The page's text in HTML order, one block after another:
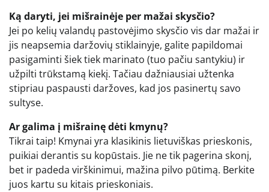
Ką daryti, jei mišrainėje per mažai skysčio?
Jei po kelių valandų pastovėjimo skysčio vis dar mažai ir
jis neapsemia daržovių stiklainyje, galite papildomai
pasigaminti šiek tiek marinato (tuo pačiu santykiu) ir
užpilti trūkstamą kiekį. Tačiau dažniausiai užtenka
stipriau paspausti daržoves, kad jos pasinertų savo
sultyse.
Ar galima į mišrainę dėti kmynų?
Tikrai taip! Kmynai yra klasikinis lietuviškas prieskonis,
puikiai derantis su kopūstais. Jie ne tik pagerina skonį,
bet ir padeda virškinimui, mažina pilvo pūtimą. Berkite
juos kartu su kitais prieskoniais.